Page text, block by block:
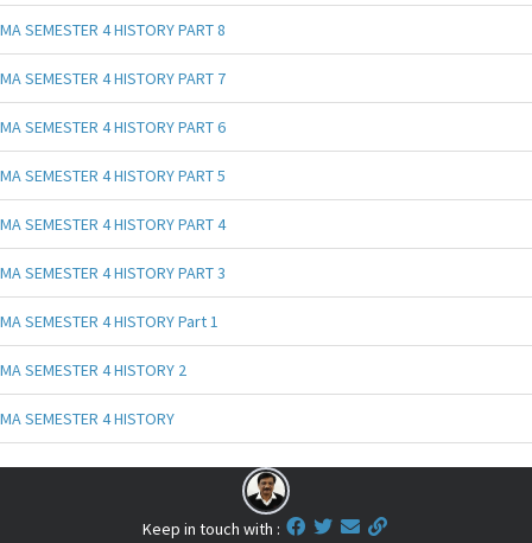
MA SEMESTER 4 HISTORY PART 8
MA SEMESTER 4 HISTORY PART 7
MA SEMESTER 4 HISTORY PART 6
MA SEMESTER 4 HISTORY PART 5
MA SEMESTER 4 HISTORY PART 4
MA SEMESTER 4 HISTORY PART 3
MA SEMESTER 4 HISTORY Part 1
MA SEMESTER 4 HISTORY 2
MA SEMESTER 4 HISTORY
Keep in touch with :